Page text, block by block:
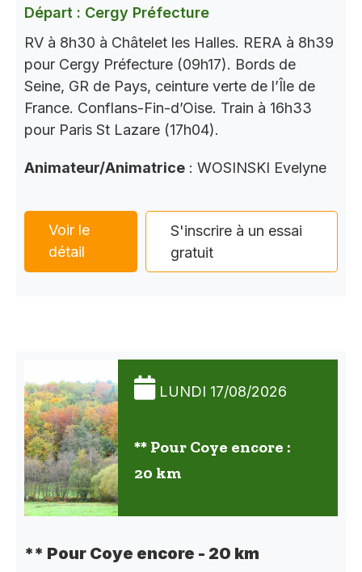
Départ : Cergy Préfecture
RV à 8h30 à Châtelet les Halles. RERA à 8h39
pour Cergy Préfecture (09h17). Bords de
Seine, GR de Pays, ceinture verte de l’Île de
France. Conflans-Fin-d’Oise. Train à 16h33
pour Paris St Lazare (17h04).
Animateur/Animatrice : WOSINSKI Evelyne
Voir le
détail
S'inscrire à un essai
gratuit
LUNDI 17/08/2026
** Pour Coye encore :
20 km
** Pour Coye encore - 20 km